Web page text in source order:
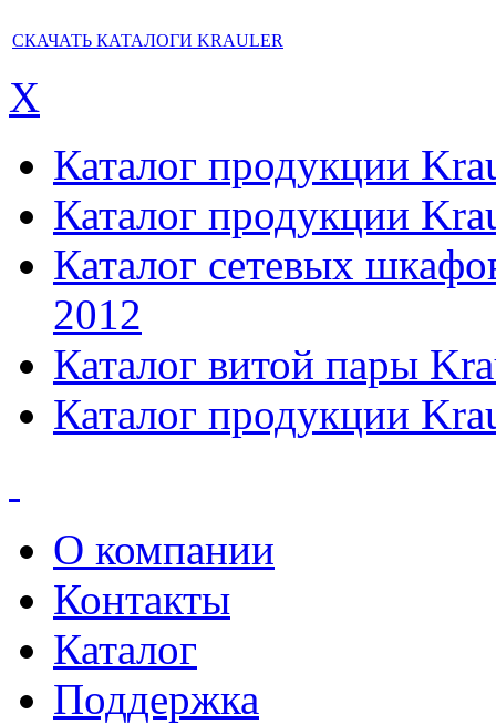
СКАЧАТЬ КАТАЛОГИ KRAULER
X
Каталог продукции
Каталог продукции
Каталог сетевых
2012
Каталог витой пары
Каталог продукции
О компании
Контакты
Каталог
Поддержка